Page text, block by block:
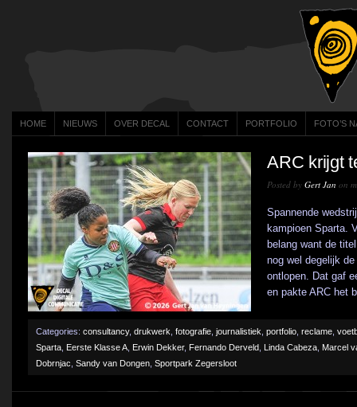
HOME NIEUWS OVER DECAL CONTACT PORTFOLIO FOTO’S
ARC krijgt
Posted by Gert Jan on
Spannende
kampioen Sparta.
belang want de
nog wel degelijk
ontlopen. Dat gaf
en pakte ARC het
Categories: consultancy, drukwerk fotografie journalistiek portfolio reclame
Sparta Eerste Klasse A Erwin Dekker, Fernando Derveld Linda Cabeza Marcel
Dobrnjac Sandy van Dongen Sportpark Zegersloot